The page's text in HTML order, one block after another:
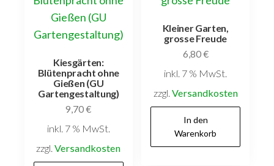
Kiesgärten:
Blütenpracht ohne
Gießen (GU
Gartengestaltung)
9,70€
inkl. 7 % MwSt.
zzgl.Versandkosten
Kleiner Garten,
grosse Freude
6,80€
inkl. 7 % MwSt.
zzgl. Versandkosten
In den
Warenkorb